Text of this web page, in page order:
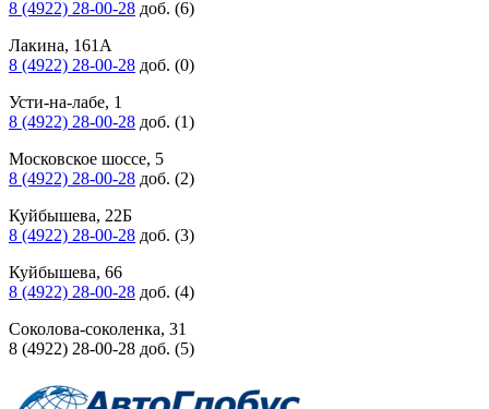
8 (4922) 28-00-28 доб. (6)
Лакина, 161А
8 (4922) 28-00-28 доб. (0)
Усти-на-лабе, 1
8 (4922) 28-00-28 доб. (1)
Московское шоссе, 5
8 (4922) 28-00-28 доб. (2)
Куйбышева, 22Б
8 (4922) 28-00-28 доб. (3)
Куйбышева, 66
8 (4922) 28-00-28 доб. (4)
Соколова-соколенка, 31
8 (4922) 28-00-28 доб. (5)